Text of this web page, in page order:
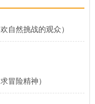
自然挑战的观众）
冒险精神）